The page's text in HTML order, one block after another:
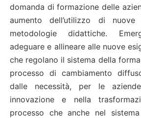
domanda di formazione delle
aumento dell’utilizzo di nuove
metodologie didattiche.
adeguare e allineare alle nuove
che regolano il sistema della
processo di cambiamento
dalle necessità, per le
innovazione e nella
processo che anche nel